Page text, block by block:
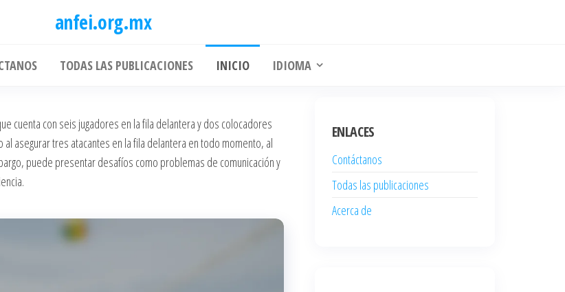
anfei.org.mx
TODAS LAS PUBLICACIONES INICIO IDIOMA
cuenta con seis jugadores en la fila delantera y dos colocadores
asegurar tres atacantes en la fila delantera en todo momento, al
puede presentar desafíos como problemas de comunicación y
ENLACES
Contáctanos
Todas las publicaciones
Acerca de